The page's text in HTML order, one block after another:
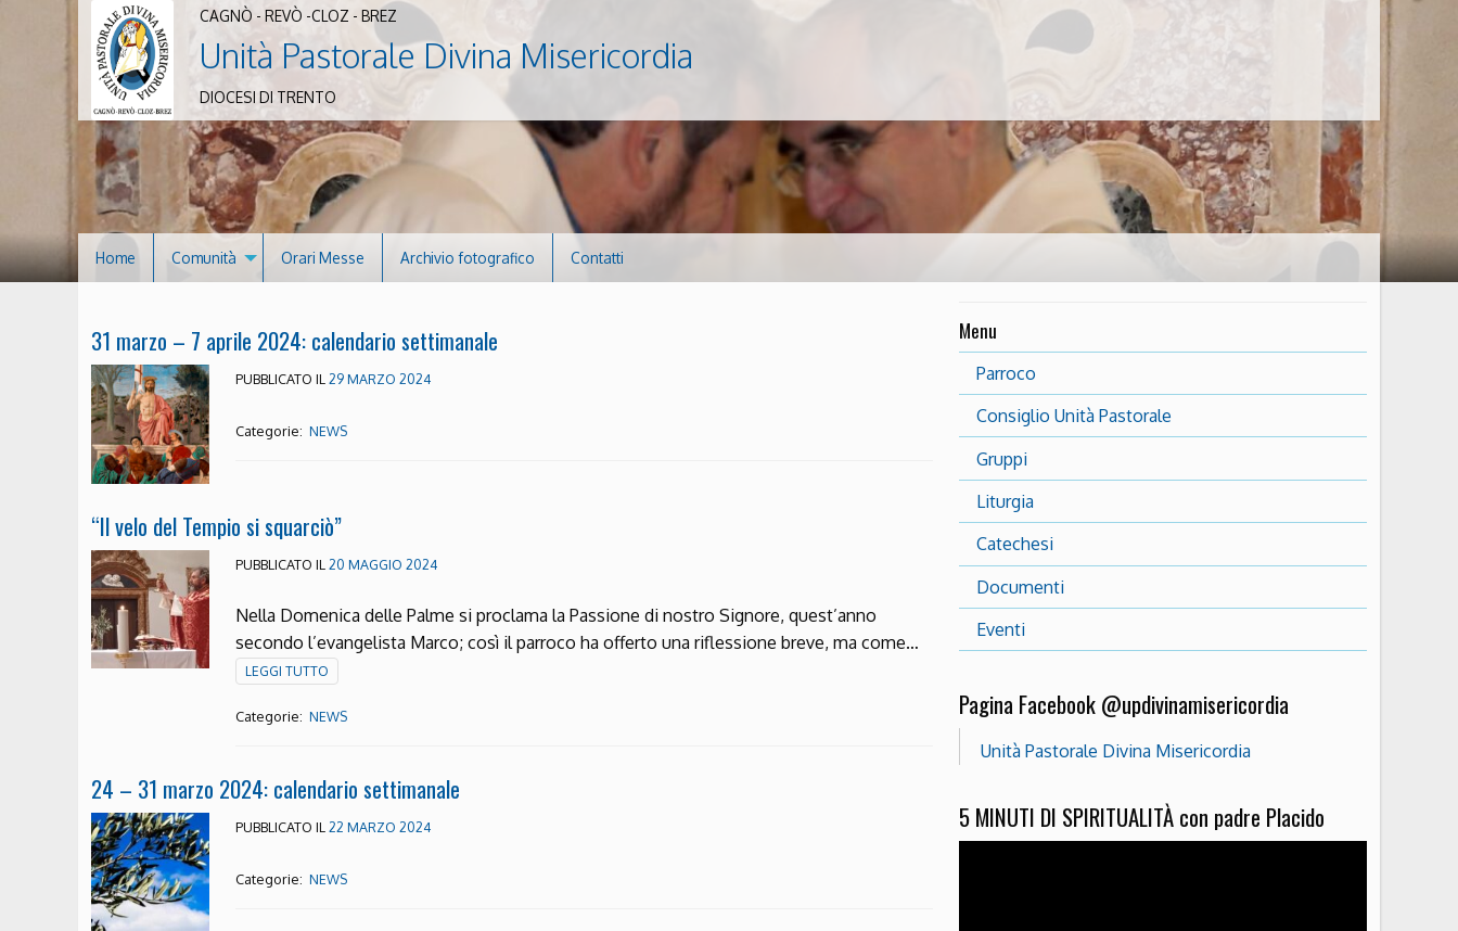
CAGNÒ - REVÒ -CLOZ - BREZ
Unità Pastorale Divina Misericordia
DIOCESI DI TRENTO
Home Comunità Orari Messe Archivio fotografico Contatti
31 marzo – 7 aprile 2024: calendario settimanale
PUBBLICATO IL29 MARZO 2024
Categorie: NEWS
“Il velo del Tempio si squarciò”
PUBBLICATO IL20 MAGGIO 2024
Nella Domenica delle Palme si proclama la Passione di nostro Signore, quest’anno
secondo l’evangelista Marco; così il parroco ha offerto una riflessione breve, ma come…
LEGGI TUTTO
Categorie: NEWS
24 – 31 marzo 2024: calendario settimanale
PUBBLICATO IL22 MARZO 2024
Categorie: NEWS
Menu
Parroco
Consiglio Unità Pastorale
Gruppi
Liturgia
Catechesi
Documenti
Eventi
Pagina Facebook @updivinamisericordia
Unità Pastorale Divina Misericordia
5 MINUTI DI SPIRITUALITÀ con padre Placido